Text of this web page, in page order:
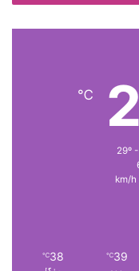
℃
39
℃
38
℃